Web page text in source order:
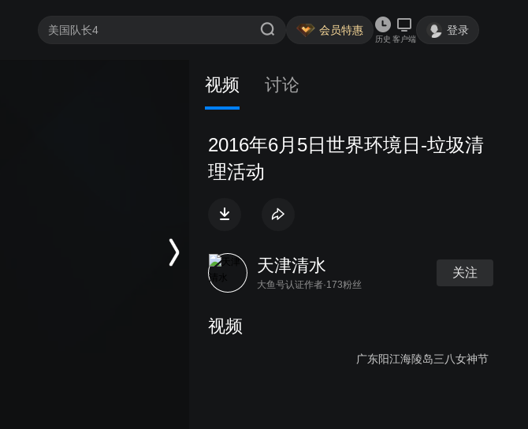
会员特惠
历史 客户端
登录
视频 讨论
2016年6月5日世界环境日-垃圾清
理活动
天津清水
大鱼号认证作者·173粉丝
关注
视频
广东阳江海陵岛三八女神节